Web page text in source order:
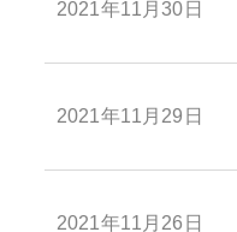
2021年11月30日
2021年11月29日
2021年11月26日